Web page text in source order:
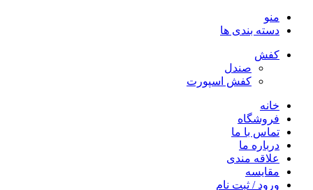
منو
دسته بندی ها
کفش
صندل
کفش اسپورت
خانه
فروشگاه
تماس با ما
درباره ما
علاقه مندی
مقایسه
ورود / ثبت نام